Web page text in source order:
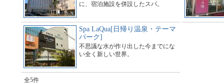
に、宿泊施設を併設したスパ。
Spa LaQua[日帰り温泉・テーマ
パーク]
不思議な水が作り出した今までにな
い全く新しい世界。
全5件